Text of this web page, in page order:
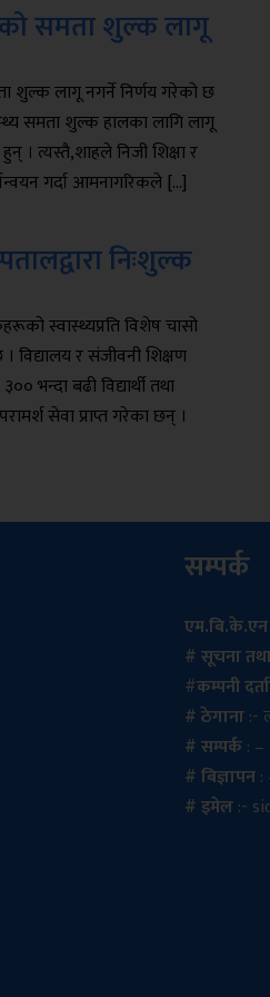
समता शुल्क लागू
शुल्क लागू नगर्ने निर्णय गरेको छ
समता शुल्क हालका लागि लागू
। त्यस्तै,शाहले निजी शिक्षा र
गर्दा आमनागरिकले […]
निःशुल्क
स्वास्थ्यप्रति विशेष चासो
विद्यालय र संजीवनी शिक्षण
भन्दा बढी विद्यार्थी तथा
सेवा प्राप्त गरेका छन् ।
सम्पर्क
एम.बि.के.एन
# सूचना तथा
#कम्पनी
# ठेगाना:-
# सम्पर्क:
# बिज्ञापन:
# इमेल:-